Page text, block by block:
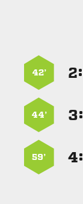
:
42’
:
44’
:
59’